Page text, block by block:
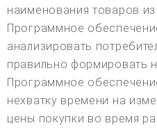
наименования товаров
Программное
анализировать
правильно формировать
Программное
нехватку времени на
цены покупки во время